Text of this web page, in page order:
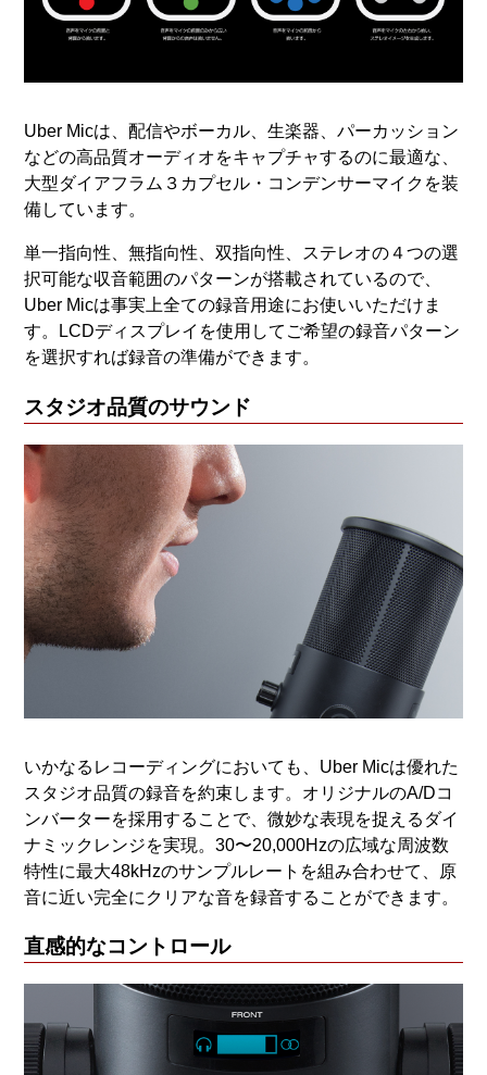
Uber Micは、配信やボーカル、生楽器、パーカッション
などの高品質オーディオをキャプチャするのに最適な、
大型ダイアフラム３カプセル・コンデンサーマイクを装
備しています。
単一指向性、無指向性、双指向性、ステレオの４つの選
択可能な収音範囲のパターンが搭載されているので、
Uber Micは事実上全ての録音用途にお使いいただけま
す。LCDディスプレイを使用してご希望の録音パターン
を選択すれば録音の準備ができます。
スタジオ品質のサウンド
いかなるレコーディングにおいても、Uber Micは優れた
スタジオ品質の録音を約束します。オリジナルのA/Dコ
ンバーターを採用することで、微妙な表現を捉えるダイ
ナミックレンジを実現。30〜20,000Hzの広域な周波数
特性に最大48kHzのサンプルレートを組み合わせて、原
音に近い完全にクリアな音を録音することができます。
直感的なコントロール